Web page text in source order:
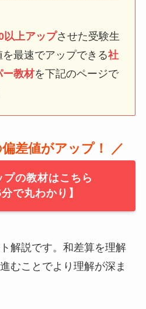
以上アップさせた受験生
最速でアップできる社
ー教材を下記のページで
差値がアップ！ ／
プの教材はこちら
で丸わかり】
解説です。和差算を理解
むことでより理解が深ま